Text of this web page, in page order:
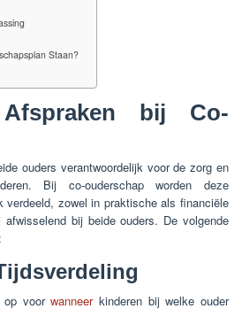
Staan?
Afspraken bij Co-
ouders verantwoordelijk voor de zorg en
Bij co-ouderschap worden deze
verdeeld, zowel in praktische als financiële
bij beide ouders. De volgende
op voorwanneerkinderen bij welke ouder